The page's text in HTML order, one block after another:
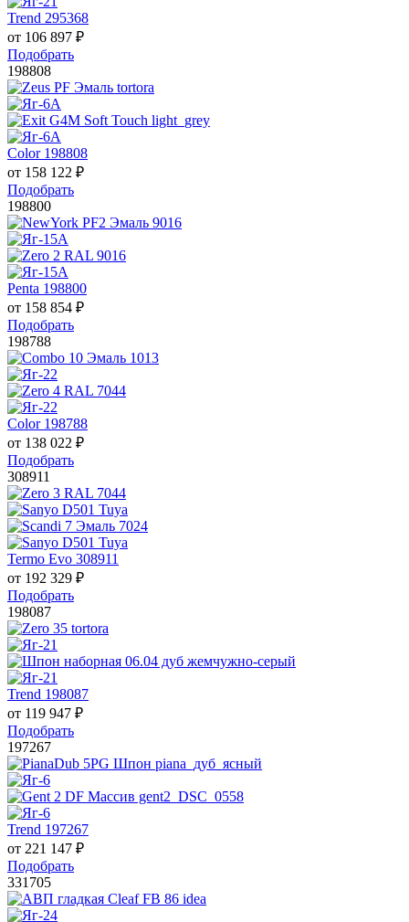
Trend 295368
от 106 897 ₽
Подобрать
198808
Color 198808
от 158 122 ₽
Подобрать
198800
Penta 198800
от 158 854 ₽
Подобрать
198788
Color 198788
от 138 022 ₽
Подобрать
308911
Termo Evo 308911
от 192 329 ₽
Подобрать
198087
Trend 198087
от 119 947 ₽
Подобрать
197267
Trend 197267
от 221 147 ₽
Подобрать
331705